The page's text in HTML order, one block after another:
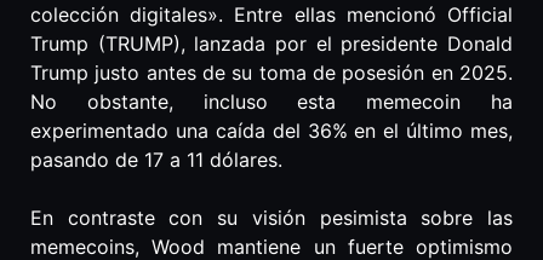
colección digitales». Entre ellas mencionó Official
Trump (TRUMP), lanzada por el presidente Donald
Trump justo antes de su toma de posesión en 2025.
No obstante, incluso esta memecoin ha
experimentado una caída del 36% en el último mes,
pasando de 17 a 11 dólares.
En contraste con su visión pesimista sobre las
memecoins, Wood mantiene un fuerte optimismo